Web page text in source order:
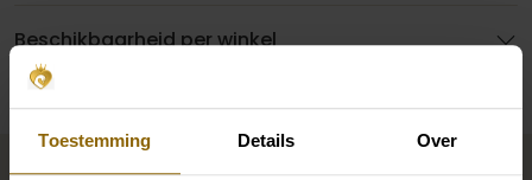
Toestemming Details Over
Beschikbaarheid per winkel
Maak jouw bridallook